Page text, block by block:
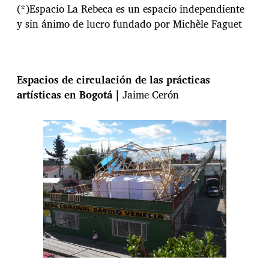
(*)Espacio La Rebeca es un espacio independiente
y sin ánimo de lucro fundado por Michèle Faguet
Espacios de circulación de las prácticas
artísticas en Bogotá | Jaime Cerón